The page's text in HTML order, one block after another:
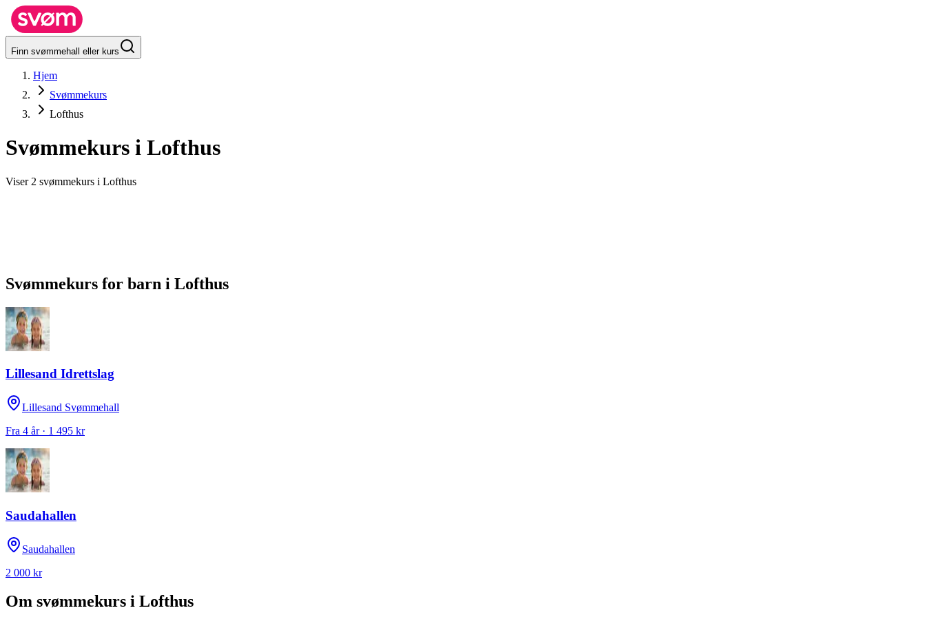
Finn svømmehall eller kurs
Hjem
Svømmekurs
Lofthus
Svømmekurs i Lofthus
Viser 2 svømmekurs i Lofthus
Svømmekurs for barn i Lofthus
Lillesand Idrettslag
Lillesand Svømmehall
Fra 4 år · 1 495 kr
Saudahallen
Saudahallen
2 000 kr
Om svømmekurs i Lofthus